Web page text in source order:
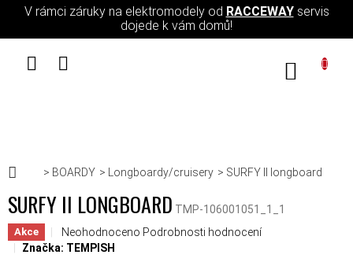
Přejít na obsah
V rámci záruky na elektromodely od RACCEWAYservis
dojede k vám domů!
Domů
BOARDY Longboardy/cruisery SURFY II longboard
SURFY II LONGBOARD TMP-106001051_1_1
Akce Průměrné hodnocení produktu je 0,0 z 5 hvězdiček.
Neohodnoceno Podrobnosti hodnocení
Značka: TEMPISH